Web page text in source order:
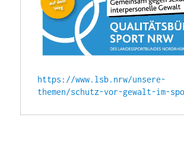
https://www.lsb.nrw/unsere-
themen/schutz-vor-gewalt-im-